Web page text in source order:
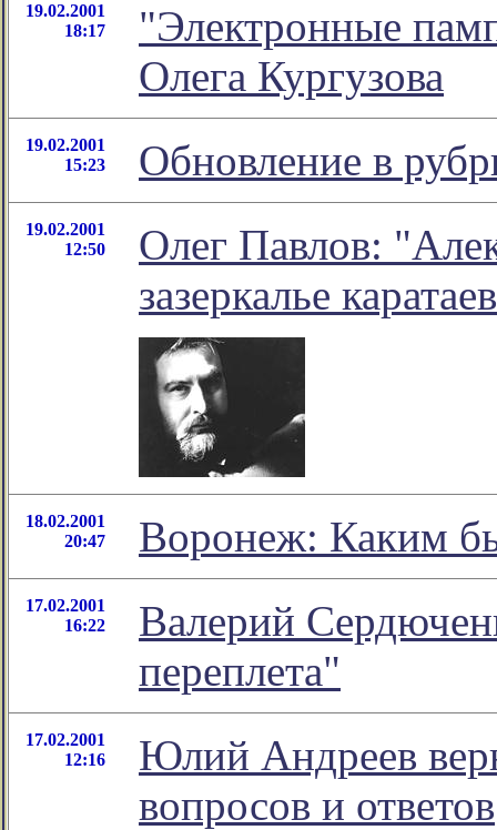
19.02.2001
18:17
"Электронные
Олега Кургузова
19.02.2001
15:23
Обновление в
19.02.2001
12:50
Олег Павлов:
зазеркалье
18.02.2001
20:47
Воронеж: Каким
17.02.2001
16:22
Валерий
переплета"
17.02.2001
12:16
Юлий Андреев
вопросов и ответов